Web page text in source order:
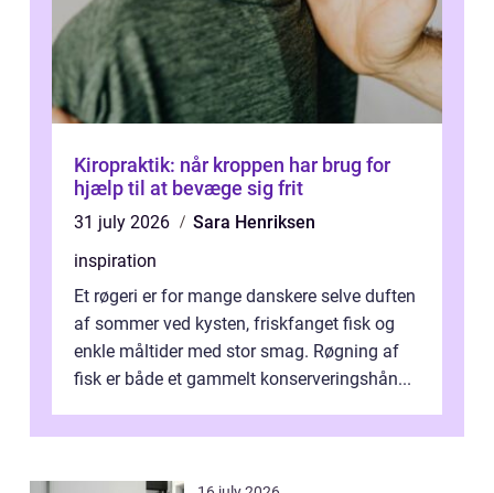
Kiropraktik: når kroppen har brug for
hjælp til at bevæge sig frit
31 july 2026
Sara Henriksen
inspiration
Et røgeri er for mange danskere selve duften
af sommer ved kysten, friskfanget fisk og
enkle måltider med stor smag. Røgning af
fisk er både et gammelt konserveringshån...